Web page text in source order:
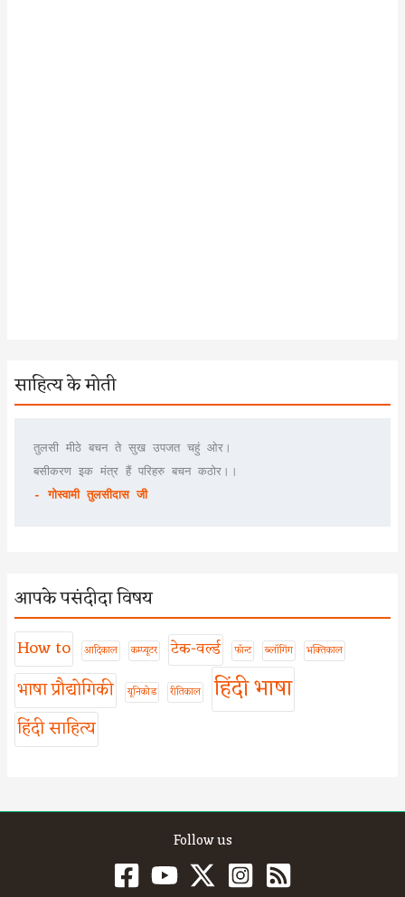
साहित्य के मोती
तुलसी मीठे बचन ते सुख उपजत चहुं ओर।
बसीकरण इक मंत्र हैं परिहरु बचन कठोर।।
- गोस्वामी तुलसीदास जी
आपके पसंदीदा विषय
How to आदिकाल कम्प्यूटर टेक-वर्ल्ड फॉन्ट ब्लॉगिंग भक्तिकाल
भाषा प्रौद्योगिकी यूनिकोड रीतिकाल हिंदी भाषा
हिंदी साहित्य
Follow us